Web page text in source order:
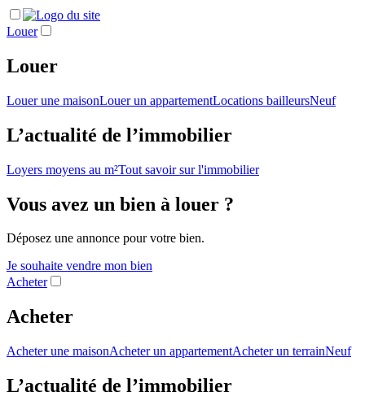
Louer
Louer
Louer une maisonLouer un appartementLocations bailleursNeuf
L’actualité de l’immobilier
Loyers moyens au m²Tout savoir sur l'immobilier
Vous avez un bien à louer ?
Déposez une annonce pour votre bien.
Je souhaite vendre mon bien
Acheter
Acheter
Acheter une maisonAcheter un appartementAcheter un terrainNeuf
L’actualité de l’immobilier